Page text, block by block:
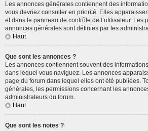
Les annonces générales contiennent des
vous devriez consulter en priorité. Elles
et dans le panneau de contrôle de l’utilisateur. Les
annonces générales sont définies par les
Haut
Que sont les annonces ?
Les annonces contiennent souvent des
dans lequel vous naviguez. Les annonces
page du forum dans lequel elles ont été publiées.
générales, les permissions concernant les
administrateurs du forum.
Haut
Que sont les notes ?